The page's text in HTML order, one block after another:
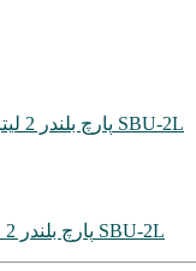
پارچ بلندر 2 لیتری اسمارت مدل SBU-2L